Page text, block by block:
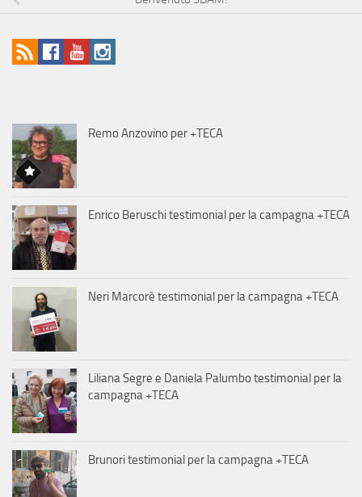
Remo Anzovino per +TECA
Enrico Beruschi testimonial per la campagna +TECA
Neri Marcorè testimonial per la campagna +TECA
Liliana Segre e Daniela Palumbo testimonial per la
campagna +TECA
Brunori testimonial per la campagna +TECA